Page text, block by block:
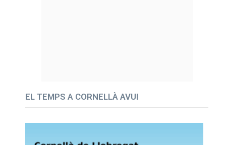
EL TEMPS A CORNELLÀ AVUI